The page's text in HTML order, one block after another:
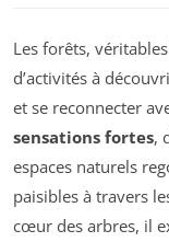
Les forêts,
d’activités à
et se reconnecter
sensations fortes,
espaces naturels
paisibles à travers
cœur des arbres, il